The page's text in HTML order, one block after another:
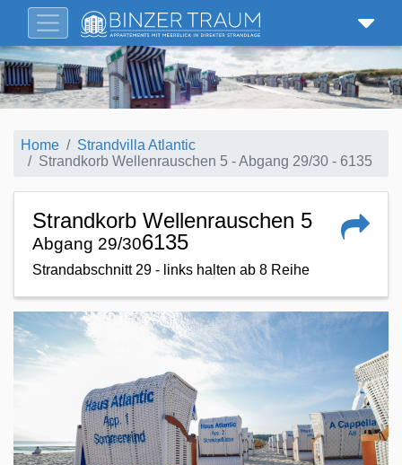
Home
Strandvilla Atlantic
Strandkorb Wellenrauschen 5 - Abgang 29/30 - 6135
Strandkorb Wellenrauschen 5
Abgang 29/306135
Strandabschnitt 29 - links halten ab 8 Reihe